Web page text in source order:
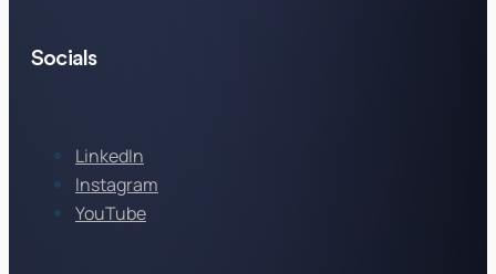
Socials
LinkedIn
Instagram
YouTube